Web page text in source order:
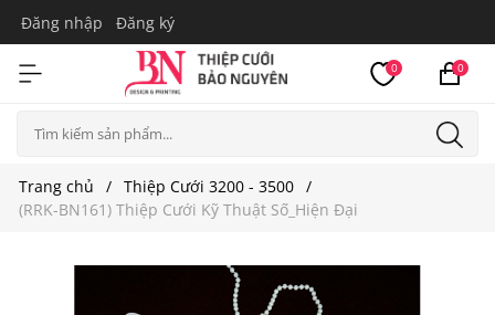
Đăng nhập Đăng ký
0 0
Trang chủ
Thiệp Cưới 3200 - 3500
(RRK-BN161) Thiệp Cưới Kỹ Thuật Số_Hiện Đại